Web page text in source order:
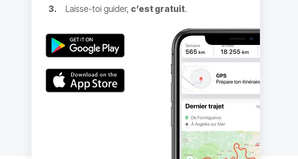
Laisse-toi guider, c’est gratuit.